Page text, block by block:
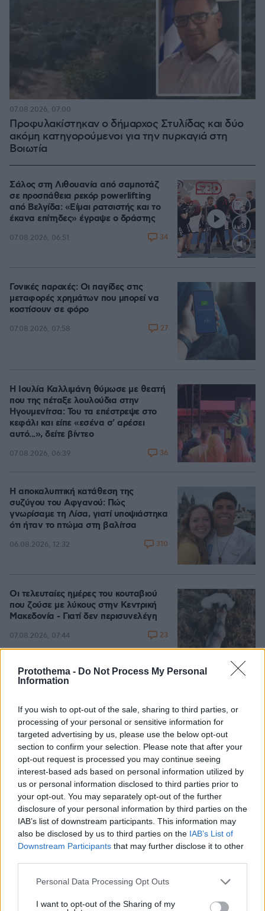
Protothema - Do Not Process My Personal
Information
If you wish to opt-out of the sale, sharing to third parties, or
processing of your personal or sensitive information for
targeted advertising by us, please use the below opt-out
section to confirm your selection. Please note that after your
opt-out request is processed you may continue seeing
interest-based ads based on personal information utilized by
us or personal information disclosed to third parties prior to
your opt-out. You may separately opt-out of the further
disclosure of your personal information by third parties on the
IAB’s list of downstream participants. This information may
also be disclosed by us to third parties on the IAB’s List of
Downstream Participants that may further disclose it to other
Please note that this website/app uses one or more Google
not limited to your visit or usage behaviour. You may click to
Personal Data Processing Opt Outs
I want to opt-out of the Sharing of my
Προφυλακίστηκαν ο δήμαρχος Στυλίδας και δύο
ακόμη κατηγορούμενοι για την πυρκαγιά στη
Βοιωτία
07.08.2026, 07:00
Loaded
Σάλος στη Λιθουανία από σαμποτάζ
σε προσπάθεια ρεκόρ powerlifting
από Βελγίδα: «Είμαι ρατσιστής και το
έκανα επίτηδες» έγραψε ο δράστης
07.08.2026, 06:51 34
Γονικές παροχές: Οι παγίδες στις
μεταφορές χρημάτων που μπορεί να
κοστίσουν σε φόρο
07.08.2026, 07:58 27
Η Ιουλία Καλλιμάνη θύμωσε με θεατή
που της πέταξε λουλούδια στην
Ηγουμενίτσα: Του τα επέστρεψε στο
κεφάλι και είπε «εσένα σ' αρέσει
αυτό...», δείτε βίντεο
07.08.2026, 06:39 36
Η αποκαλυπτική κατάθεση της
συζύγου του Αφγανού: Πώς
γνωρίσαμε τη Λίσα, γιατί υποψιάστηκα
ότι ήταν το πτώμα στη βαλίτσα
06.08.2026, 12:32 310
Οι τελευταίες ημέρες του κουταβιού
που ζούσε με λύκους στην Κεντρική
Μακεδονία - Γιατί δεν περισυνελέγη
07.08.2026, 07:44 23
συμβίωνε με αγέλη λύκων στην
Κεντρική Μακεδονία: Καλό ταξίδι
μικρέ, δείτε βίντεο
06.08.2026, 16:39 176
Games